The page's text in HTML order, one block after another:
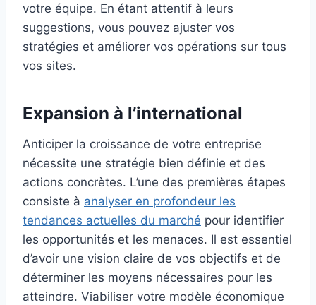
votre équipe. En étant attentif à leurs
suggestions, vous pouvez ajuster vos
stratégies et améliorer vos opérations sur tous
vos sites.
Expansion à l’international
Anticiper la croissance de votre entreprise
nécessite une stratégie bien définie et des
actions concrètes. L’une des premières étapes
consiste à analyser en profondeur les
tendances actuelles du marché pour identifier
les opportunités et les menaces. Il est essentiel
d’avoir une vision claire de vos objectifs et de
déterminer les moyens nécessaires pour les
atteindre. Viabiliser votre modèle économique